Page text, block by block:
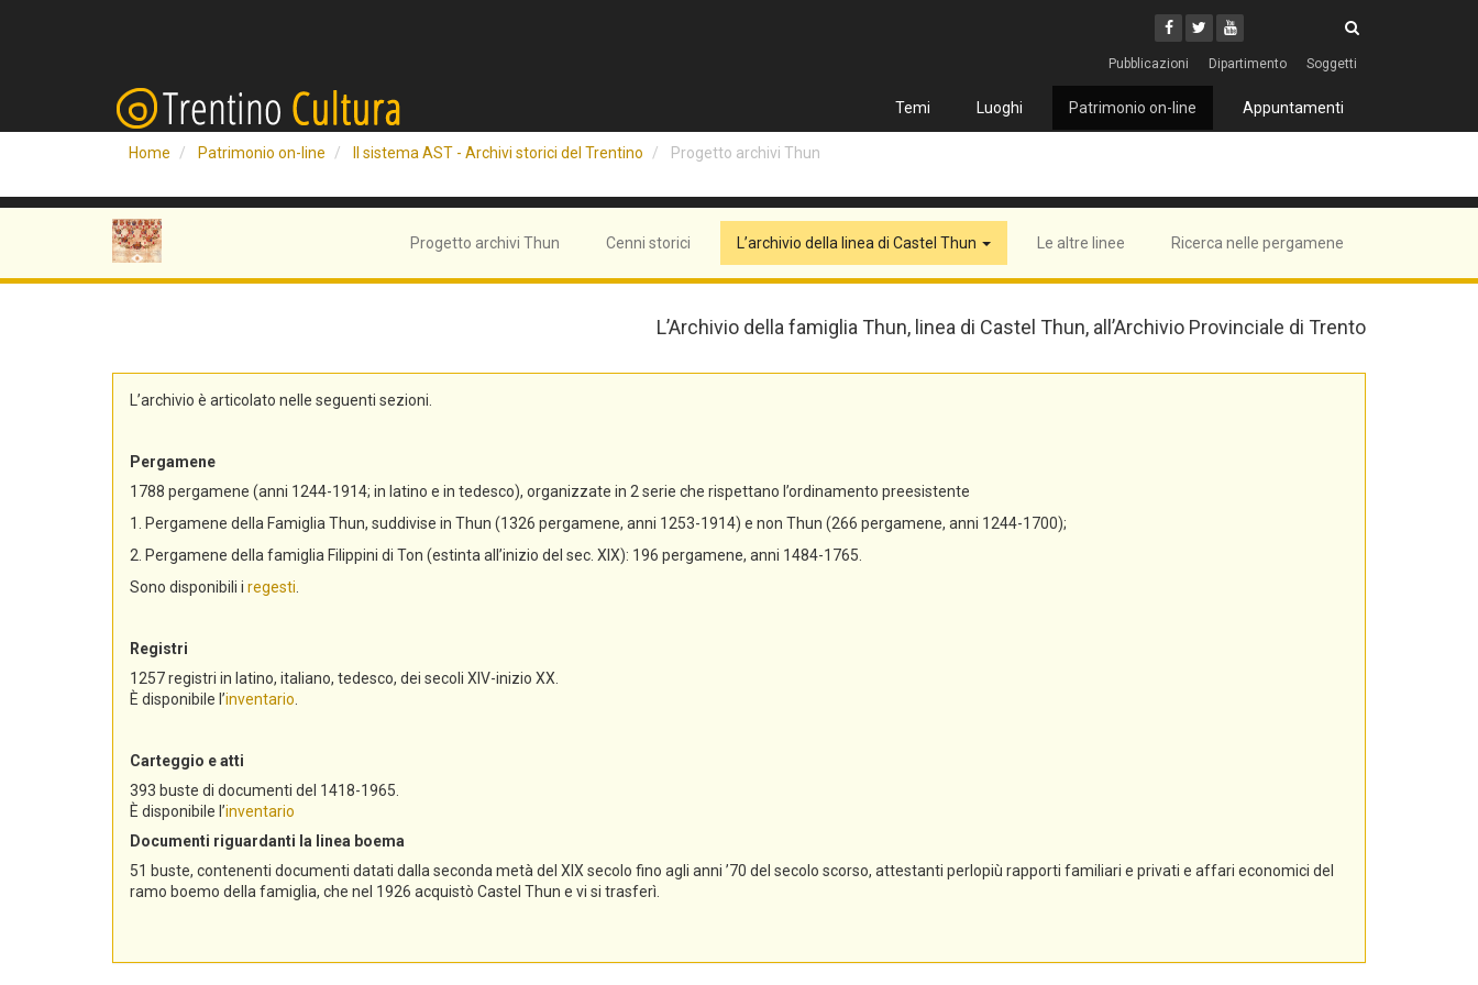
Facebook
Twitter
Youtube
Pubblicazioni Dipartimento Soggetti
Temi Luoghi Patrimonio on-line Appuntamenti
Home Patrimonio on-line Il sistema AST - Archivi storici del Trentino Progetto archivi Thun
Progetto archivi Thun Cenni storici L’archivio della linea di Castel Thun Le altre linee Ricerca nelle pergamene
L’Archivio della famiglia Thun, linea di Castel Thun, all’Archivio Provinciale di Trento
L’archivio è articolato nelle seguenti sezioni.
Pergamene
1788 pergamene (anni 1244-1914; in latino e in tedesco), organizzate in 2 serie che rispettano l’ordinamento preesistente
1. Pergamene della Famiglia Thun, suddivise in Thun (1326 pergamene, anni 1253-1914) e non Thun (266 pergamene, anni 1244-1700);
2. Pergamene della famiglia Filippini di Ton (estinta all’inizio del sec. XIX): 196 pergamene, anni 1484-1765.
Sono disponibili i regesti
Registri
1257 registri in latino, italiano, tedesco, dei secoli XIV-inizio XX.
È disponibile l’inventario
Carteggio e atti
393 buste di documenti del 1418-1965.
È disponibile l’inventario
Documenti riguardanti la linea boema
51 buste, contenenti documenti datati dalla seconda metà del XIX secolo fino agli anni ’70 del secolo scorso, attestanti perlopiù rapporti familiari e privati e affari economici del
ramo boemo della famiglia, che nel 1926 acquistò Castel Thun e vi si trasferì.